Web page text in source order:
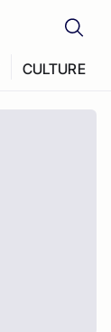
CULTURE